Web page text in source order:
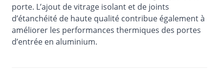
porte. L’ajout de vitrage isolant et de joints
d’étanchéité de haute qualité contribue également à
améliorer les performances thermiques des portes
d’entrée en aluminium.